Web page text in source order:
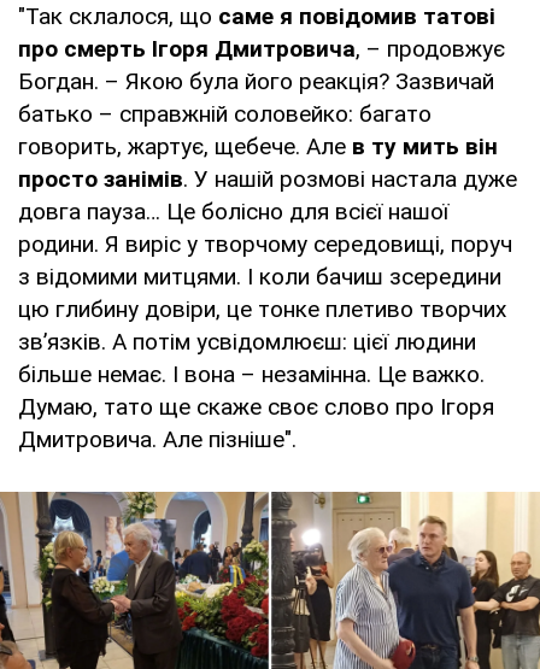
"Так склалося, що саме я повідомив татові
про смерть Ігоря Дмитровича, – продовжує
Богдан. – Якою була його реакція? Зазвичай
батько – справжній соловейко: багато
говорить, жартує, щебече. Але в ту мить він
просто занімів. У нашій розмові настала дуже
довга пауза… Це болісно для всієї нашої
родини. Я виріс у творчому середовищі, поруч
з відомими митцями. І коли бачиш зсередини
цю глибину довіри, це тонке плетиво творчих
зв’язків. А потім усвідомлюєш: цієї людини
більше немає. І вона – незамінна. Це важко.
Думаю, тато ще скаже своє слово про Ігоря
Дмитровича. Але пізніше".